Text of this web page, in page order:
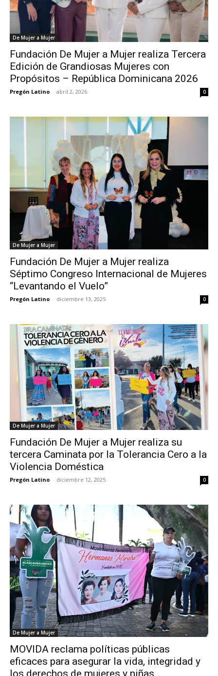
De Mujer a Mujer
Fundación De Mujer a Mujer realiza Tercera
Edición de Grandiosas Mujeres con
Propósitos – República Dominicana 2026
Pregón Latino - abril 2, 2026 0
De Mujer a Mujer
Fundación De Mujer a Mujer realiza
Séptimo Congreso Internacional de Mujeres
“Levantando el Vuelo”
Pregón Latino - diciembre 13, 2025 0
De Mujer a Mujer
Fundación De Mujer a Mujer realiza su
tercera Caminata por la Tolerancia Cero a la
Violencia Doméstica
Pregón Latino - diciembre 12, 2025 0
De Mujer a Mujer
MOVIDA reclama políticas públicas
eficaces para asegurar la vida, integridad y
los derechos de mujeres y niñas